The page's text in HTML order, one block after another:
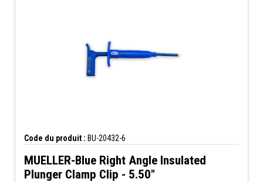
Code du produit : BU-20432-6
MUELLER-Blue Right Angle Insulated
Plunger Clamp Clip - 5.50"